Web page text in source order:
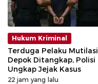
Hukum Kriminal
Terduga Pelaku Mutilasi
Depok Ditangkap, Polisi
Ungkap Jejak Kasus
22 jam yang lalu